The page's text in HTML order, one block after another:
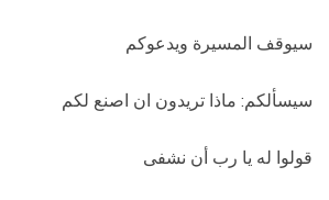
سيوقف المسيرة ويدعوكم
سيسألكم: ماذا تريدون ان اصنع لكم
قولوا له يا رب أن نشفى